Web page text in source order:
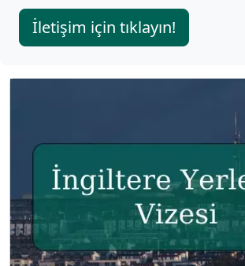
İletişim için tıklayın!